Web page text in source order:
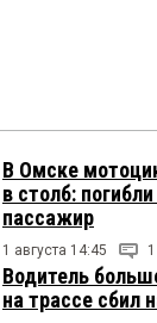
В Омске
в столб:
пассажир
1 августа 14:45 1
Водитель
на трассе сбил